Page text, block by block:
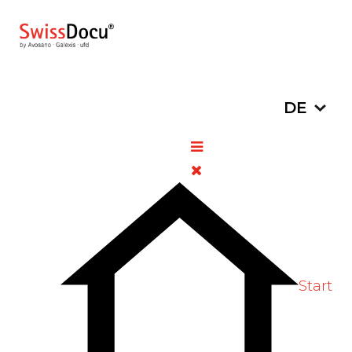
DE
Start
Nisulid, Granulat / Nisulid,
Chargenrückrufe
Bitte bewerten